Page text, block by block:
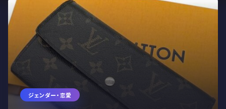
ジェンダー・恋愛